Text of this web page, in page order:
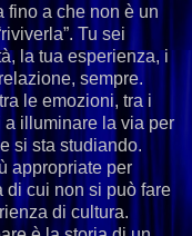
fino a che non è un
Tu sei
la tua esperienza, i
sempre.
le emozioni, tra i
a illuminare la via per
si sta studiando.
appropriate per
di cui non si può fare
di cultura.